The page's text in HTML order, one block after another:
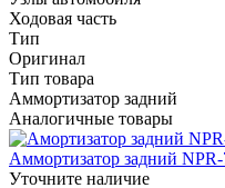
Ходовая часть
Тип
Оригинал
Тип товара
Аммортизатор задний
Аналогичные товары
Аммортизатор задний
Уточните наличие